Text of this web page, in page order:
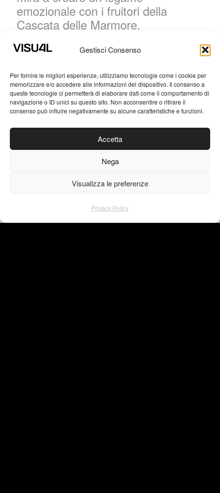
Gestisci Consenso
Per fornire le migliori esperienze, utilizziamo tecnologie come i cookie per
memorizzare e/o accedere alle informazioni del dispositivo. Il consenso a
queste tecnologie ci permetterà di elaborare dati come il comportamento di
navigazione o ID unici su questo sito. Non acconsentire o ritirare il
consenso può influire negativamente su alcune caratteristiche e funzioni.
Accetta
Nega
Visualizza le preferenze
Privacy Policy
emozionale con i fruitori della
Cascata delle Marmore.
Immersa nella Valnerina la Cascata
delle Marmore è la più alta d’Italia e
tra le più alte in Europa.Il parco
naturale, con una rete ricca di
sentieri, offre itinerari escursionistici
e attività sportive all’aria aperta.